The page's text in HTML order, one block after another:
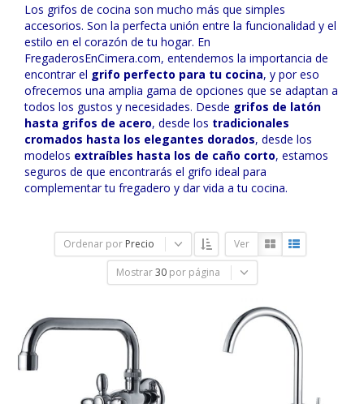
Los grifos de cocina son mucho más que simples
accesorios. Son la perfecta unión entre la funcionalidad y el
estilo en el corazón de tu hogar. En
FregaderosEnCimera.com, entendemos la importancia de
encontrar el grifo perfecto para tu cocina, y por eso
ofrecemos una amplia gama de opciones que se adaptan a
todos los gustos y necesidades. Desde grifos de latón
hasta grifos de acero, desde los tradicionales
cromados hasta los elegantes dorados, desde los
modelos extraíbles hasta los de caño corto, estamos
seguros de que encontrarás el grifo ideal para
complementar tu fregadero y dar vida a tu cocina.
Ordenar por Precio Ver
Mostrar 30 por página